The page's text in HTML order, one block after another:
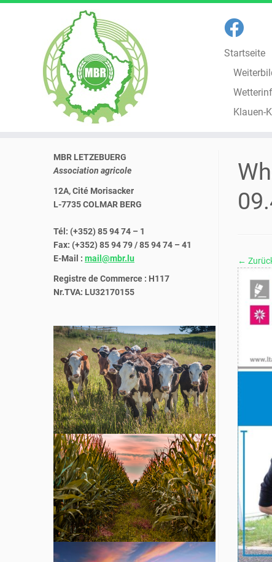
Startseite
Klauen-
MBR LETZEBUERG
Association agricole
12A, Cité Morisacker
L-7735 COLMAR BERG
Tél: (+352) 85 94 74 – 1
Fax: (+352) 85 94 79 / 85 94 74 – 41
E-Mail : mail@mbr.lu
Registre de Commerce : H117
Nr.TVA: LU32170155
←